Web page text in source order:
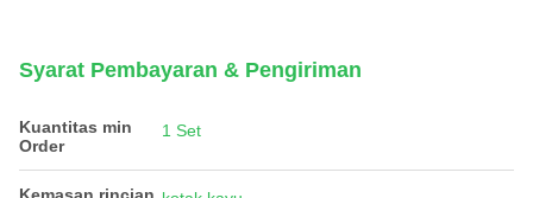
Syarat Pembayaran & Pengiriman
Kuantitas min
Order
1 Set